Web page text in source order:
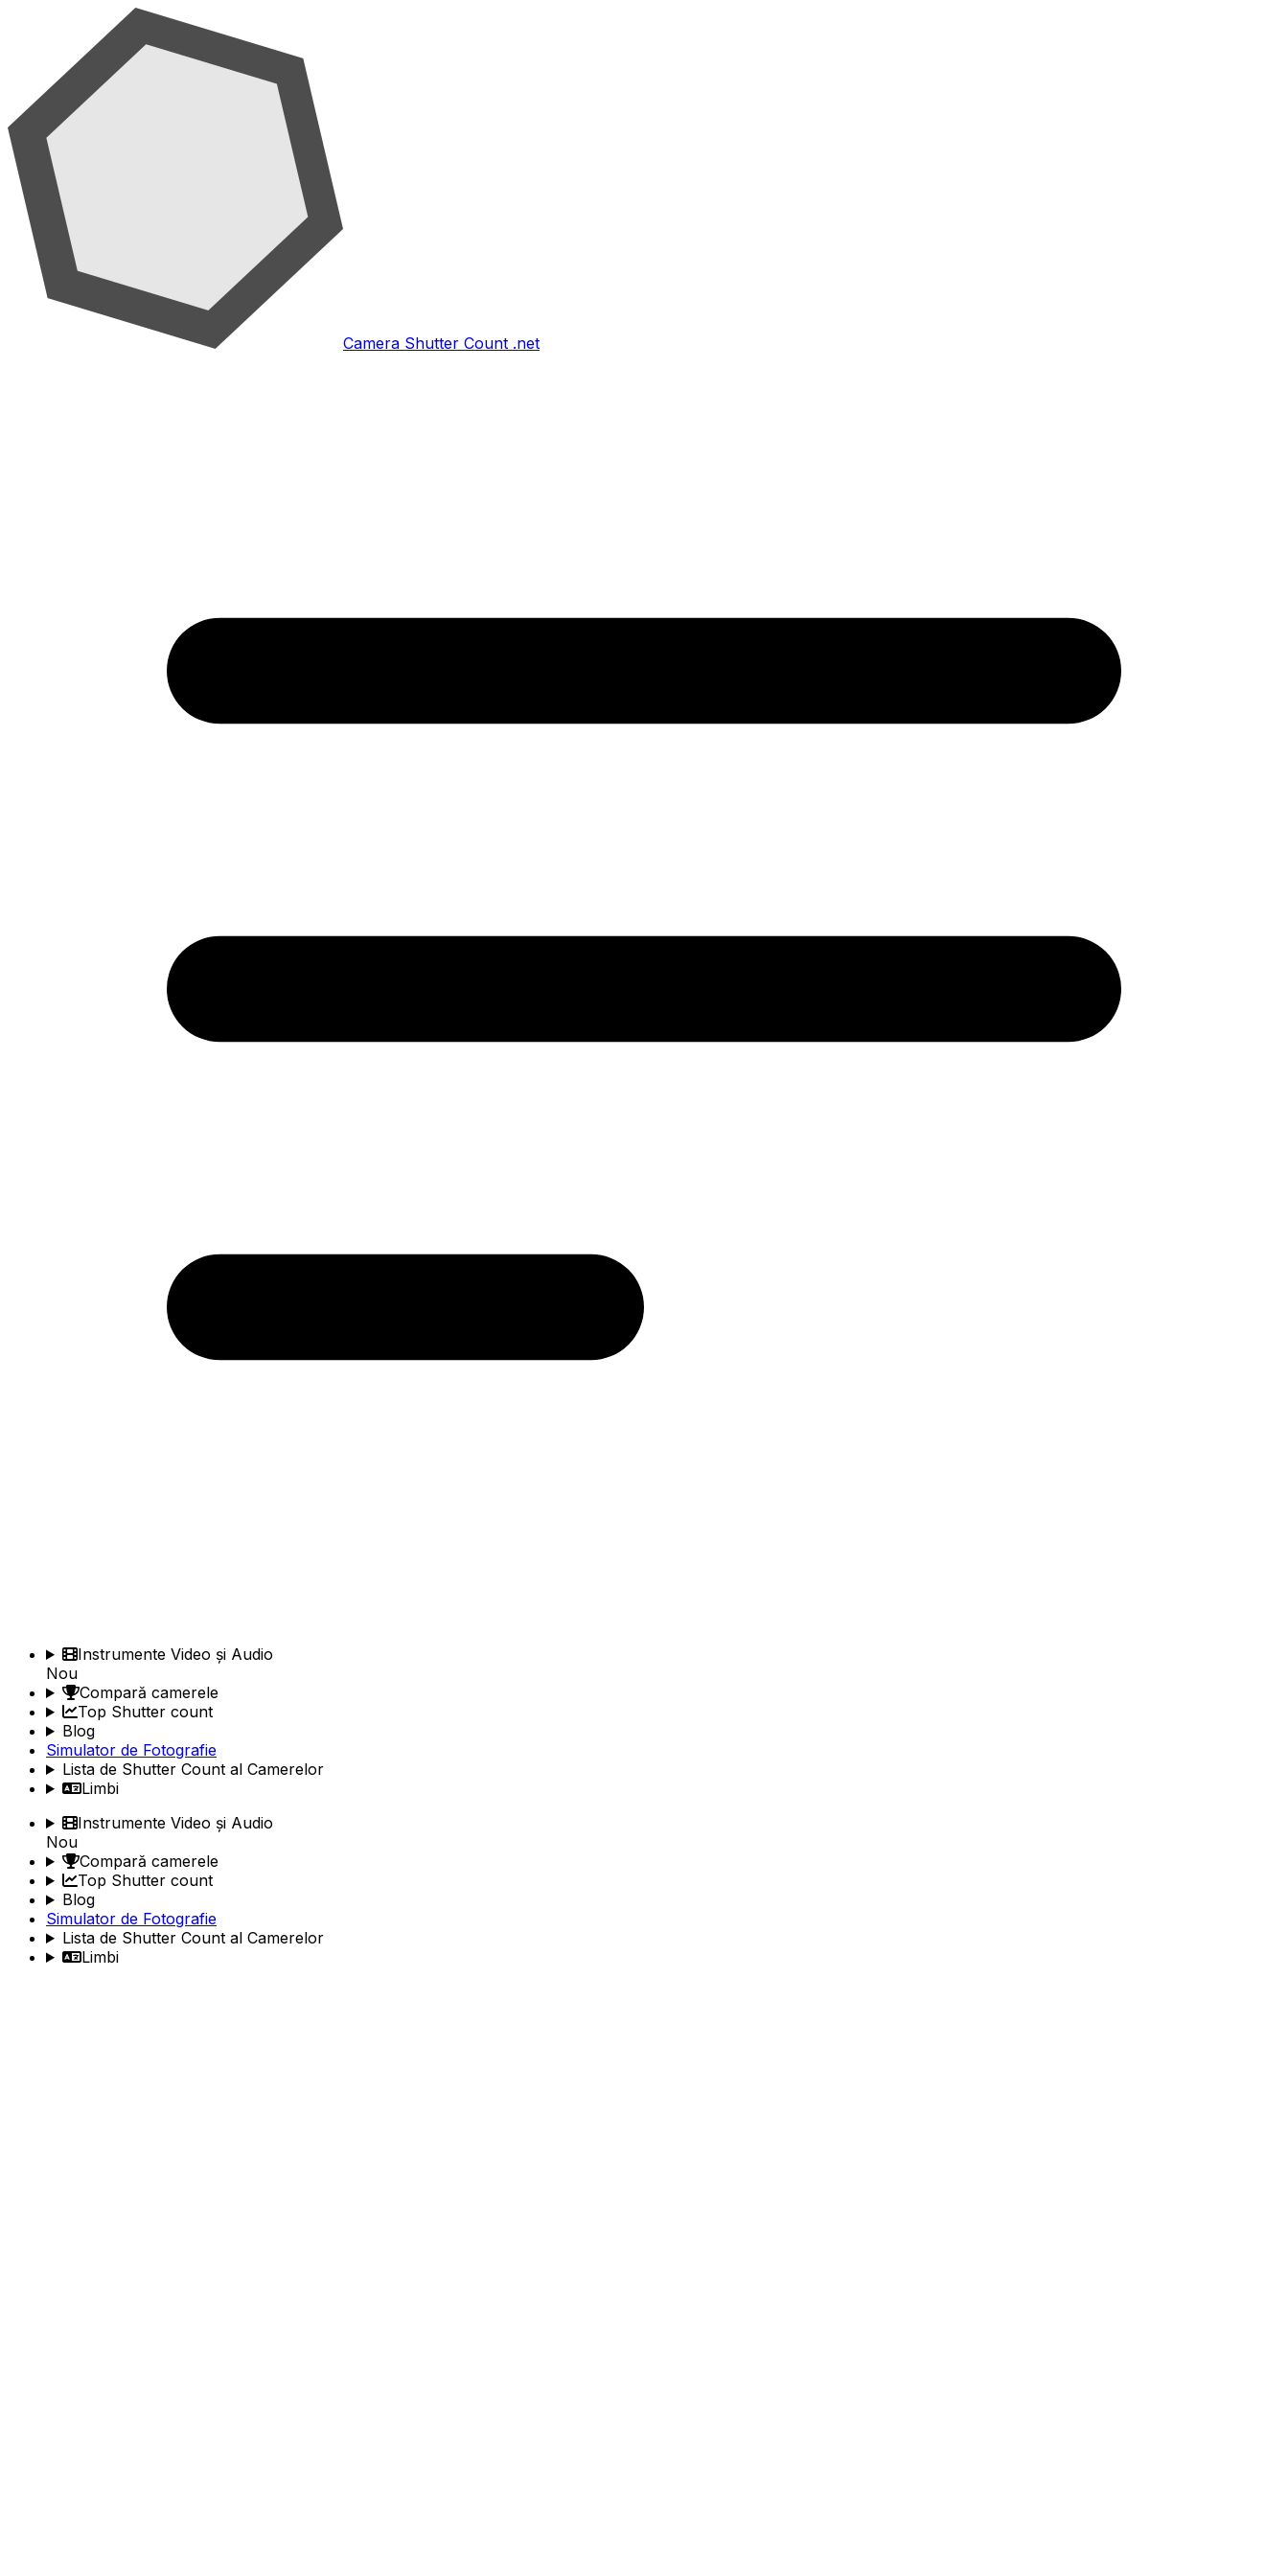
Camera Shutter Count .net
Instrumente Video și Audio
Nou
Compară camerele
Top Shutter count
Blog
Simulator de Fotografie
Lista de Shutter Count al Camerelor
Limbi
Instrumente Video și Audio
Nou
Compară camerele
Top Shutter count
Blog
Simulator de Fotografie
Lista de Shutter Count al Camerelor
Limbi